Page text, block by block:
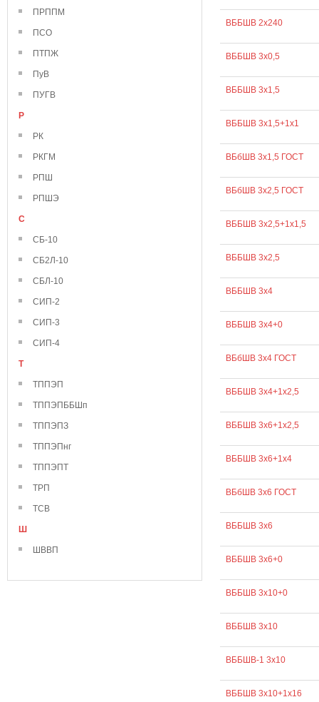
ПРППМ
ПСО
ПТПЖ
ПуВ
ПУГВ
Р
РК
РКГМ
РПШ
РПШЭ
С
СБ-10
СБ2Л-10
СБЛ-10
СИП-2
СИП-3
СИП-4
Т
ТППЭП
ТППЭПББШп
ТППЭПЗ
ТППЭПнг
ТППЭПТ
ТРП
ТСВ
Ш
ШВВП
ВББШВ 2х240
ВББШВ 3х0,5
ВББШВ 3х1,5
ВББШВ 3х1,5+1х1
ВБбШВ 3х1,5 ГОСТ
ВБбШВ 3х2,5 ГОСТ
ВББШВ 3х2,5+1х1,5
ВББШВ 3х2,5
ВББШВ 3х4
ВББШВ 3х4+0
ВБбШВ 3х4 ГОСТ
ВББШВ 3х4+1х2,5
ВББШВ 3х6+1х2,5
ВББШВ 3х6+1х4
ВБбШВ 3х6 ГОСТ
ВББШВ 3х6
ВББШВ 3х6+0
ВББШВ 3х10+0
ВББШВ 3х10
ВББШВ-1 3х10
ВББШВ 3х10+1х16